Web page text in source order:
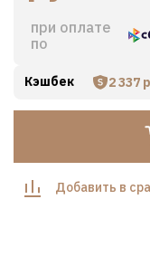
при оплате
по
Кэшбек 2 337
Добавить в